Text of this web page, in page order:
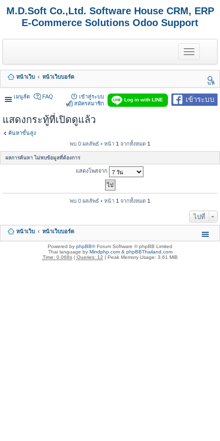
M.D.Soft Co.,Ltd. Software House CRM, ERP
E-Commerce Solutions Odoo Support
T
o
g
e
n
a
n
หน้าเว็บ
หน้าเว็บบอร์ด
นห
า
เมนูลัด
เข้าระบบ
Log in with LINE
FAQ
เข้าสู่ระบบ
สมัครสมาชิก
แสดงกระทู้ที่เปิดดูแล้ว
ค้นหาขั้นสูง
พบ 0 ผลลัพธ์ • หน้า 1 จากทั้งหมด 1
ผลการค้นหา ไม่พบข้อมูลที่ต้องการ
แสดงโพสจาก
พบ 0 ผลลัพธ์ • หน้า 1 จากทั้งหมด 1
ไปที่
หน้าเว็บ หน้าเว็บบอร์ด
Powered by phpBB® Forum Software © phpBB Limited
Thai language by Mindphp.com& phpBBThailand.com
Time: 0.068s| Queries: 12 | Peak Memory Usage: 3.61 MiB